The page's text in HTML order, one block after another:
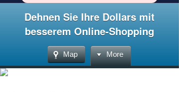
Dehnen Sie Ihre Dollars mit
besserem Online-Shopping
Map More